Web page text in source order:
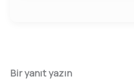
Bir yanıt yazın